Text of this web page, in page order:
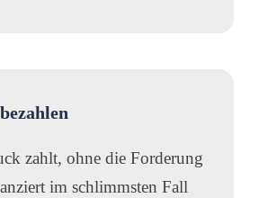
zahlt, ohne die Forderung
im schlimmsten Fall